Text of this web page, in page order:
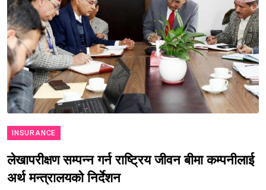
INSURANCE
लेखापरीक्षण सम्पन्न गर्न राष्ट्रिय जीवन बीमा कम्पनीलाई
अर्थ मन्त्रालयको निर्देशन